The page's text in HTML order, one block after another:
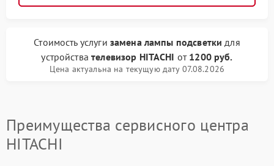
Стоимость услуги замена лампы подсветки для
устройствателевизор HITACHI от 1200 руб.
Цена актуальна на текущую дату 07.08.2026
Преимущества сервисного центра
HITACHI